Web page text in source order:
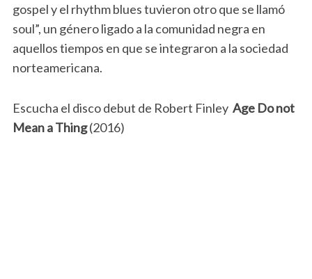
gospel y el rhythm blues tuvieron otro que se llamó
soul”, un género ligado a la comunidad negra en
aquellos tiempos en que se integraron a la sociedad
norteamericana.
Escucha el disco debut de Robert Finley Age Do not
Mean a Thing(2016)